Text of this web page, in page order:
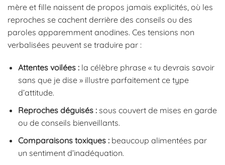
mère et fille naissent de propos jamais explicités, où les
reproches se cachent derrière des conseils ou des
paroles apparemment anodines. Ces tensions non
verbalisées peuvent se traduire par :
Attentes voilées :la célèbre phrase « tu devrais savoir
sans que je dise » illustre parfaitement ce type
d’attitude.
Reproches déguisés :sous couvert de mises en garde
ou de conseils bienveillants.
Comparaisons toxiques :beaucoup alimentées par
un sentiment d’inadéquation.